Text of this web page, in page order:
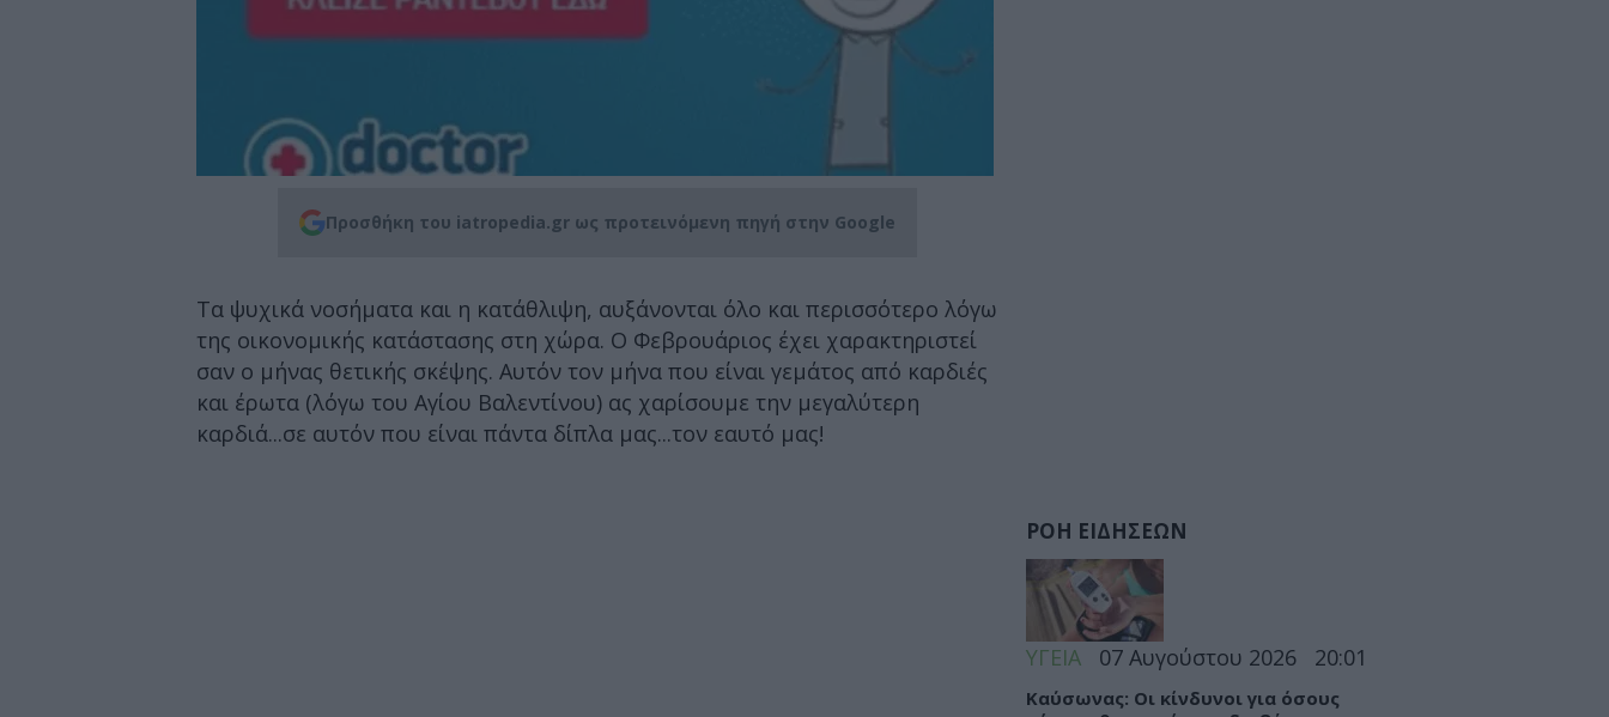
Προσθήκη του iatropedia.gr ως προτεινόμενη πηγή στην Google
Τα ψυχικά νοσήματα και η κατάθλιψη, αυξάνονται όλο και περισσότερο λόγω
της οικονομικής κατάστασης στη χώρα. Ο Φεβρουάριος έχει χαρακτηριστεί
σαν ο μήνας θετικής σκέψης. Αυτόν τον μήνα που είναι γεμάτος από καρδιές
και έρωτα (λόγω του Αγίου Βαλεντίνου) ας χαρίσουμε την μεγαλύτερη
καρδιά...σε αυτόν που είναι πάντα δίπλα μας...τον εαυτό μας!
ΡΟΗ ΕΙΔΗΣΕΩΝ
ΥΓΕΙΑ 07 Αυγούστου 2026 20:01
Καύσωνας: Οι κίνδυνοι για όσους